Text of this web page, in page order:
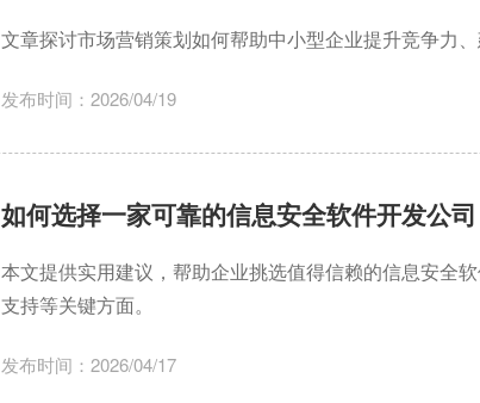
文章探讨市场营销策划如何帮助中小型企业提升竞争力
发布时间：2026/04/19
如何选择一家可靠的信息安全软件开发公司
本文提供实用建议，帮助企业挑选值得信赖的信息安全
支持等关键方面。
发布时间：2026/04/17